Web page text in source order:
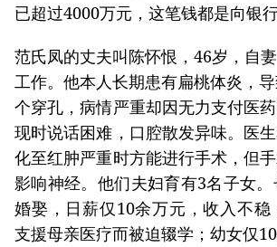
已超过4000万元，这笔钱都是向银行
范氏凤的丈夫叫陈怀恨，46岁，自
工作。他本人长期患有扁桃体炎，
个穿孔，病情严重却因无力支付医药
现时说话困难，口腔散发异味。医
化至红肿严重时方能进行手术，但
影响神经。他们夫妇育有3名子女
婚娶，日薪仅10余万元，收入不稳
支援母亲医疗而被迫辍学；幼女仅